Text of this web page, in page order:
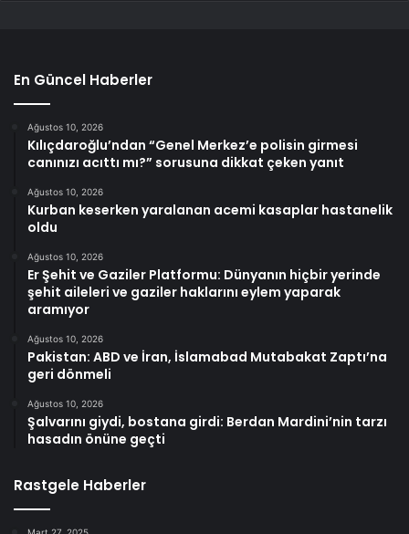
En Güncel Haberler
Ağustos 10, 2026
Kılıçdaroğlu’ndan “Genel Merkez’e polisin girmesi
canınızı acıttı mı?” sorusuna dikkat çeken yanıt
Ağustos 10, 2026
Kurban keserken yaralanan acemi kasaplar hastanelik
oldu
Ağustos 10, 2026
Er Şehit ve Gaziler Platformu: Dünyanın hiçbir yerinde
şehit aileleri ve gaziler haklarını eylem yaparak
aramıyor
Ağustos 10, 2026
Pakistan: ABD ve İran, İslamabad Mutabakat Zaptı’na
geri dönmeli
Ağustos 10, 2026
Şalvarını giydi, bostana girdi: Berdan Mardini’nin tarzı
hasadın önüne geçti
Rastgele Haberler